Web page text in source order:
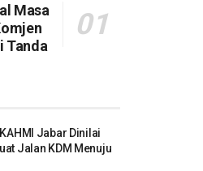
Masa
Tanda
Jabar Dinilai
Jalan KDM Menuju